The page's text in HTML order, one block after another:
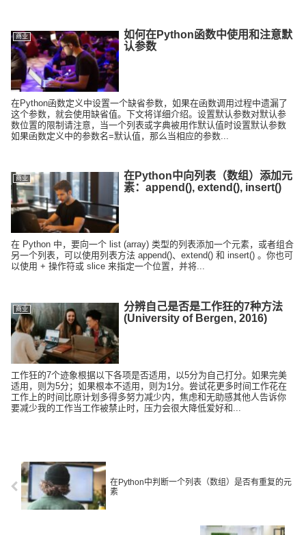
商业
如何在Python函数中使用和注意默
认参数
在Python函数定义中设置一个缺省参数，如果在函数调用过程中遗漏了
这个参数，就会使用缺省值。下文将详细介绍。设置默认参数对默认参
数位置的限制请注意，当一个列表或字典被用作默认值时设置默认参数
如果函数定义中的参数名=默认值，那么当相应的参数...
商业
在Python中向列表（数组）添加元
素：append(), extend(), insert()
在 Python 中，要向一个 list (array) 类型的列表添加一个元素，或者组合
另一个列表，可以使用列表方法 append()、extend() 和 insert() 。你也可
以使用 + 操作符或 slice 来指定一个位置，并将...
商业
分辨自己是否是工作狂的7种方法
(University of Bergen, 2016)
工作狂的7个迹象根据以下各项是否适用，以5分为自己打分。如果完美
适用，则为5分；如果根本不适用，则为1分。尝试花更多时间工作花在
工作上的时间比原计划多得多努力减少内，焦虑和无助感其他人告诉你
要减少我的工作当工作被禁止时，压力会很大降低爱好和...
在Python中判断一个列表（数组）是否有重复的元
素